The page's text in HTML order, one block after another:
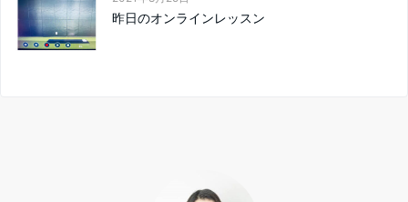
昨日のオンラインレッスン